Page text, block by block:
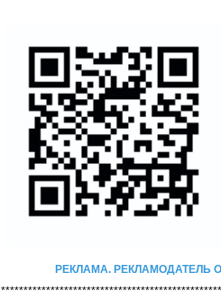
РЕКЛАМА. РЕКЛАМОДАТЕЛЬ